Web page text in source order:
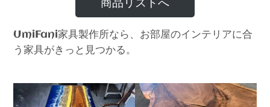
UmiFani家具製作所なら、お部屋のインテリアに合
う家具がきっと見つかる。